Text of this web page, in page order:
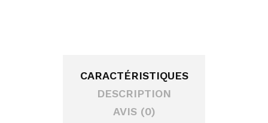
CARACTÉRISTIQUES
DESCRIPTION
AVIS (0)